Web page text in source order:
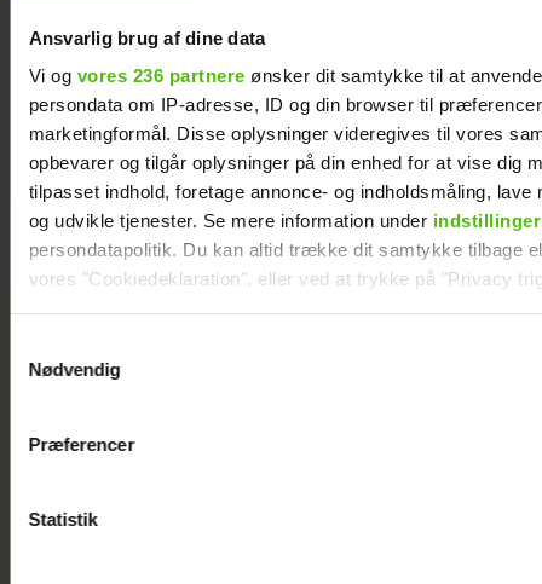
Ansvarlig brug af dine data
Vi og vores 236 partnere ønsker dit samtykke til at
persondata om IP-adresse, ID og din browser til
marketingformål. Disse oplysninger videregives til vores
opbevarer og tilgår oplysninger på din enhed for at vise dig
tilpasset indhold, foretage annonce- og indholdsmåling, lave
og udvikle tjenester. Se mere information under indstillinger
persondatapolitik. Du kan altid trække dit samtykke tilbage
vores "Cookiedeklaration", eller ved at trykke på "Privacy
Vi anvender egne cookies og cookies fra tredjeparter til at
generere statistik og huske dine præferencer samt til brug
Nødvendig
Præferencer
Statistik